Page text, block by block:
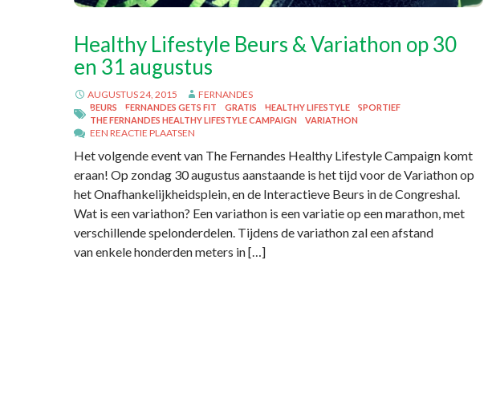
Healthy Lifestyle Beurs & Variathon op 30
en 31 augustus
AUGUSTUS 24, 2015 FERNANDES
BEURS FERNANDES GETS FIT GRATIS HEALTHY LIFESTYLE
SPORTIEF
THE FERNANDES HEALTHY LIFESTYLE CAMPAIGN
VARIATHON
EEN REACTIE PLAATSEN
Het volgende event van The Fernandes Healthy Lifestyle Campaign komt
eraan! Op zondag 30 augustus aanstaande is het tijd voor de Variathon op
het Onafhankelijkheidsplein, en de Interactieve Beurs in de Congreshal.
Wat is een variathon? Een variathon is een variatie op een marathon, met
verschillende spelonderdelen. Tijdens de variathon zal een afstand
van enkele honderden meters in […]